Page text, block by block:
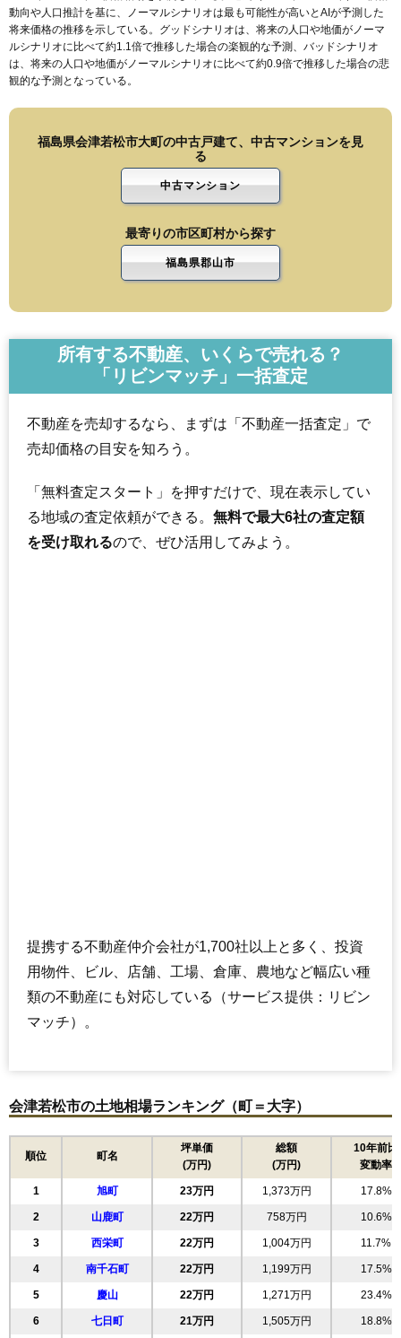
動向や人口推計を基に、ノーマルシナリオは最も可能性が高いとAIが予測した
将来価格の推移を示している。グッドシナリオは、将来の人口や地価がノーマ
ルシナリオに比べて約1.1倍で推移した場合の楽観的な予測、バッドシナリオ
は、将来の人口や地価がノーマルシナリオに比べて約0.9倍で推移した場合の悲
観的な予測となっている。
福島県会津若松市大町の中古戸建て、中古マンションを見
る
中古マンション
最寄りの市区町村から探す
福島県郡山市
所有する不動産、いくらで売れる？
「リビンマッチ」一括査定
不動産を売却するなら、まずは「不動産一括査定」で
売却価格の目安を知ろう。
「無料査定スタート」を押すだけで、現在表示してい
る地域の査定依頼ができる。 無料で最大6社の査定額
を受け取れるので、ぜひ活用してみよう。
提携する不動産仲介会社が1,700社以上と多く、投資
用物件、ビル、店舗、工場、倉庫、農地など幅広い種
類の不動産にも対応している（サービス提供：リビン
マッチ）。
会津若松市の土地相場ランキング（町＝大字）
順位 町名
坪単価
(万円)
総額
(万円)
10年前比
変動率
1 旭町 23万円 1,373万円 17.8%
2 山鹿町 22万円 758万円 10.6%
3 西栄町 22万円 1,004万円 11.7%
4 南千石町 22万円 1,199万円 17.5%
5 慶山 22万円 1,271万円 23.4%
6 七日町 21万円 1,505万円 18.8%